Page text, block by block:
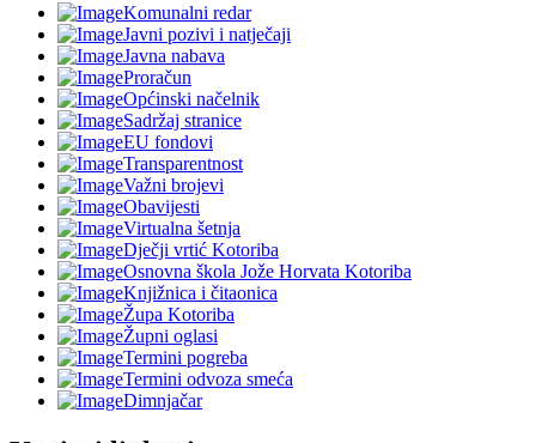
Komunalni redar
Javni pozivi i natječaji
Javna nabava
Proračun
Općinski načelnik
Sadržaj stranice
EU fondovi
Transparentnost
Važni brojevi
Obavijesti
Virtualna šetnja
Dječji vrtić Kotoriba
Osnovna škola Jože Horvata Kotoriba
Knjižnica i čitaonica
Župa Kotoriba
Župni oglasi
Termini pogreba
Termini odvoza smeća
Dimnjačar